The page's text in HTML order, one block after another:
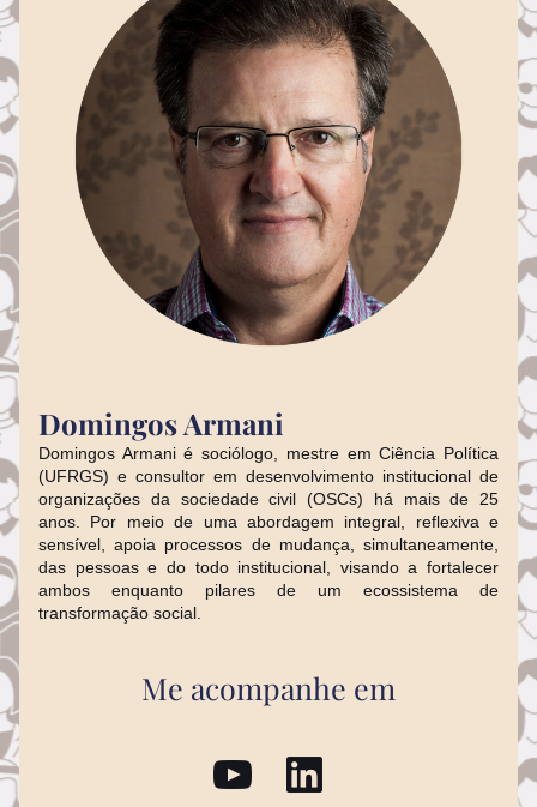
Domingos Armani
Domingos Armani é sociólogo, mestre em Ciência Política
(UFRGS) e consultor em desenvolvimento institucional de
organizações da sociedade civil (OSCs) há mais de 25
anos. Por meio de uma abordagem integral, reflexiva e
sensível, apoia processos de mudança, simultaneamente,
das pessoas e do todo institucional, visando a fortalecer
ambos enquanto pilares de um ecossistema de
transformação social.
Me acompanhe em